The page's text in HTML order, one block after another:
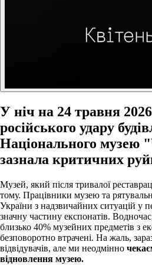
У ніч на 24 травня
російського удару
Національного музею
зазнала критичних
Музей, який після тривалої
тому. Працівники музею та
України з надзвичайних ситуацій у
значну частину експонатів.
близько 40% музейних предметів з
безповоротно втрачені. На жаль,
відвідувачів, але ми неодмінно
відновлення музею.